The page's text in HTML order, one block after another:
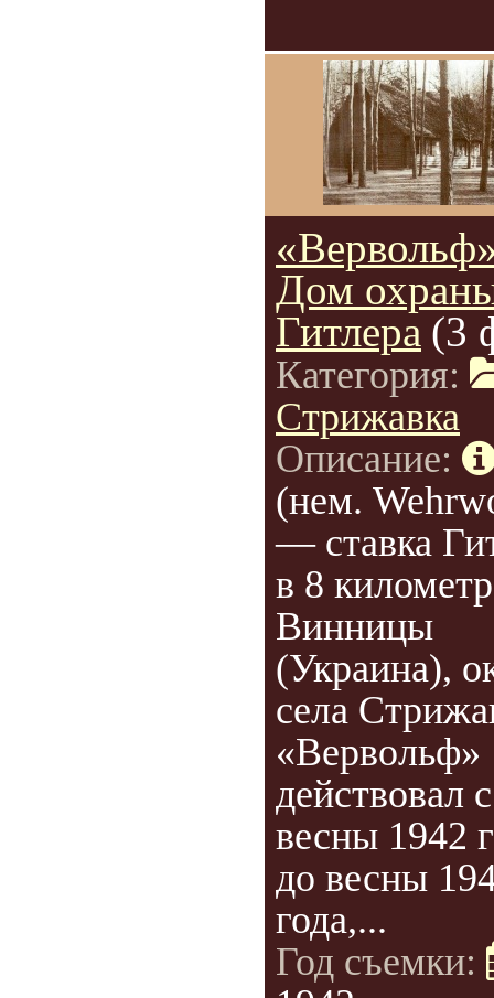
Дом
Гитлера (3
Категория:
Стрижавка
Описание:
(нем.
— ставка
в 8
Винницы
(Украина),
села
«Вервольф»
действовал с
весны 1942
до весны
года,...
Год съемки: